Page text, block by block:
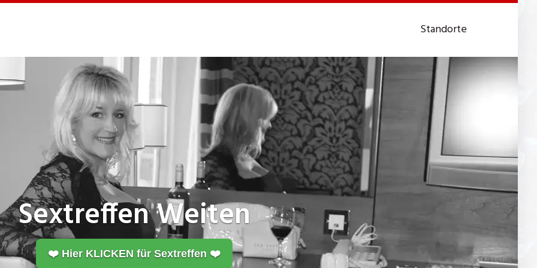
Standorte
SextreffenWeiten
❤️ Hier KLICKEN für Sextreffen ❤️